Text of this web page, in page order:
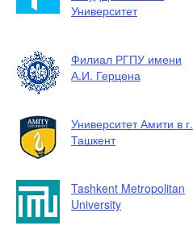
Университет
Филиал РГПУ имени
А.И. Герцена
Университет Амити в г.
Ташкент
Tashkent Metropolitan
University